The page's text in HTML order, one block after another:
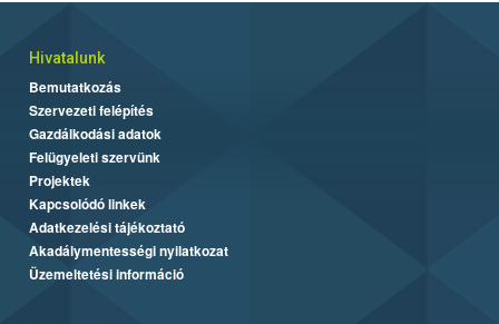
Hivatalunk
Bemutatkozás
Szervezeti felépítés
Gazdálkodási adatok
Felügyeleti szervünk
Projektek
Kapcsolódó linkek
Adatkezelési tájékoztató
Akadálymentességi nyilatkozat
Üzemeltetési információ